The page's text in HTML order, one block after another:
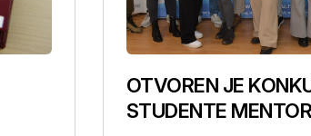
OTVOREN JE
STUDENTE